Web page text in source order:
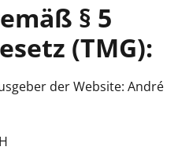
§ 5
(TMG):
der Website: André